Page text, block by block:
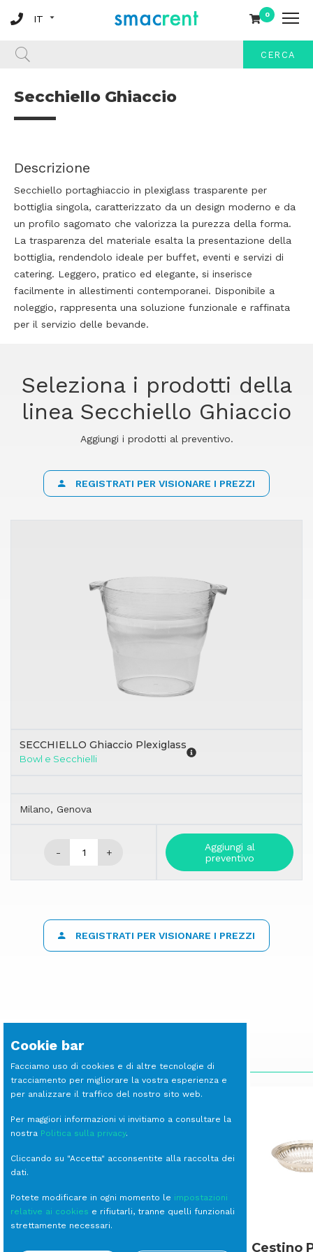
0
CERCA
Secchiello Ghiaccio
Descrizione
Secchiello portaghiaccio in plexiglass trasparente per
bottiglia singola, caratterizzato da un design moderno e da
un profilo sagomato che valorizza la purezza della forma.
La trasparenza del materiale esalta la presentazione della
bottiglia, rendendolo ideale per buffet, eventi e servizi di
catering. Leggero, pratico ed elegante, si inserisce
facilmente in allestimenti contemporanei. Disponibile a
noleggio, rappresenta una soluzione funzionale e raffinata
per il servizio delle bevande.
Seleziona i prodotti della
linea Secchiello Ghiaccio
Aggiungi i prodotti al preventivo.
REGISTRATI PER VISIONARE I PREZZI
SECCHIELLO Ghiaccio Plexiglass
Bowl e Secchielli
Milano, Genova
- +
Aggiungi al
preventivo
REGISTRATI PER VISIONARE I PREZZI
Koncord Cestino
Cookie bar
Facciamo uso di cookies e di altre tecnologie di
tracciamento per migliorare la vostra esperienza e
per analizzare il traffico del nostro sito web.
Per maggiori informazioni vi invitiamo a consultare la
nostra Politica sulla privacy.
Cliccando su "Accetta" acconsentite alla raccolta dei
dati.
Potete modificare in ogni momento le impostazioni
relative ai cookies e rifiutarli, tranne quelli funzionali
strettamente necessari.